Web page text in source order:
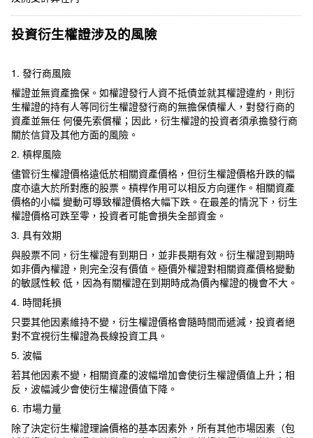
投資衍生權證涉及的風險
1. 發行商風險
權證並無資產擔保。如權證發行人資不抵債並就其權證違約，則衍
生權證的持有人等同衍生權證發行商的無擔保債權人，對發行商的
資產並無任 何優先索償權；因此，衍生權證的投資者須承擔發行商
關於信貸及其他方面的風險。
2. 槓桿風險
儘管衍生權證價格遠低於相關資產價格，但衍生權證價格升跌的幅
度亦遠大於所對應的股票。槓桿作用可以相反方向運作。相關資產
價格的小幅 變動可導致權證價格大幅下跌。在最差的情況下，衍生
權證價格可跌至零，投資者可能會損失全部資金。
3. 具有效期
與股票不同，衍生權證有到期日，並非長期有效。衍生權證到期時
如非價內權證，則完全沒有價值。極價外權證對相關資產價格變動
的敏感性較 低，因為有關權證在到期時成為價內權證的機會不大。
4. 時間耗損
只要其他因素維持不變，衍生權證價格會隨時間而遞減，投資者絕
對不宜視衍生權證為長線投資工具。
5. 波幅
若其他因素不變，相關資產的波幅增加會使衍生權證價值上升；相
反，波幅減少會使衍生權證價值下降。
6. 市場力量
除了決定衍生權證理論價格的基本因素外，所有其他市場因素（包